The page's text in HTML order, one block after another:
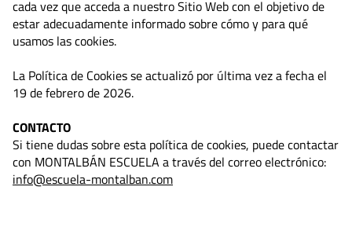
cada vez que acceda a nuestro Sitio Web con el objetivo de
estar adecuadamente informado sobre cómo y para qué
usamos las cookies.
La Política de Cookies se actualizó por última vez a fecha el
19 de febrero de 2026.
CONTACTO
Si tiene dudas sobre esta política de cookies, puede contactar
con MONTALBÁN ESCUELA a través del correo electrónico:
info@escuela-montalban.com